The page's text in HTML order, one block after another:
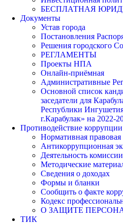
БЕСПЛАТНАЯ
Документы
Устав города
Постановления
Решения городского
РЕГЛАМЕНТЫ
Проекты НПА
Онлайн-приёмная
Административные
Основной список
заседатели для
Республики
г.Карабулак» на 2022-
Противодействие коррупции
Нормативная правовая
Антикоррупционная
Деятельность комиссии
Методические
Сведения о доходах
Формы и бланки
Сообщить о факте
Кодекс
О ЗАЩИТЕ
ТИК